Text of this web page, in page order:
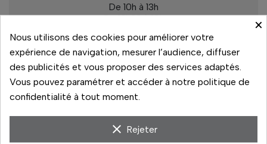
De 10h à 13h
De 13h30 à 19h
Rupture de stock
Paiement sécurisé
14 jours pour changer d'avis
×
Nous utilisons des cookies pour améliorer votre
expérience de navigation, mesurer l’audience, diffuser
des publicités et vous proposer des services adaptés.
Vous pouvez paramétrer et accéder à notre politique de
confidentialité à tout moment.
clear Rejeter